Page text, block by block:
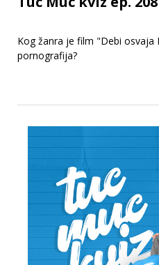
Kog žanra je film "Debi osvaja
pornografija?